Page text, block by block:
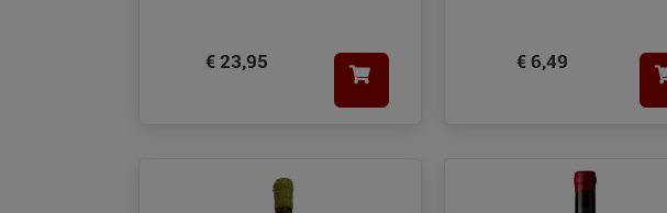
€ 23,95 € 6,49